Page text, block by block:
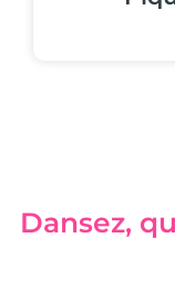
Dansez,